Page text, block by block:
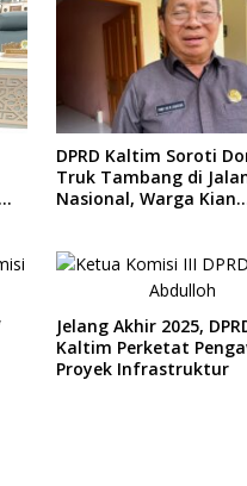
DPRD Kaltim Soroti
Truk Tambang di
Nasional, Warga Kian
Jelang Akhir 2025,
Kaltim Perketat
Proyek Infrastruktur